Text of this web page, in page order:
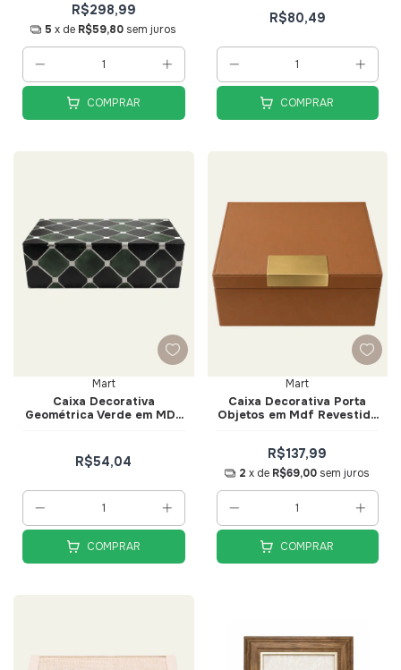
R$298,99
5 x de R$59,80 sem juros
COMPRAR
R$80,49
COMPRAR
Mart
Caixa Decorativa
Geométrica Verde em MDF
R$54,04
COMPRAR
Mart
Caixa Decorativa Porta
Objetos em Mdf Revestida
R$137,99
2 x de R$69,00 sem juros
COMPRAR